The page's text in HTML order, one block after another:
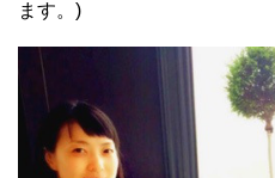
ます。)